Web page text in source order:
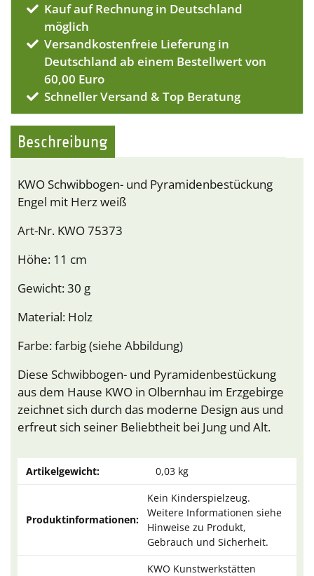
Kauf auf Rechnung in Deutschland
möglich
Versandkostenfreie Lieferung in
Deutschland ab einem Bestellwert von
60,00 Euro
Schneller Versand & Top Beratung
Beschreibung
KWO Schwibbogen- und Pyramidenbestückung
Engel mit Herz weiß
Art-Nr. KWO 75373
Höhe: 11 cm
Gewicht: 30 g
Material: Holz
Farbe: farbig (siehe Abbildung)
Diese Schwibbogen- und Pyramidenbestückung
aus dem Hause KWO in Olbernhau im Erzgebirge
zeichnet sich durch das moderne Design aus und
erfreut sich seiner Beliebtheit bei Jung und Alt.
Artikelgewicht: 0,03 kg
Produktinformationen:
Kein Kinderspielzeug.
Weitere Informationen siehe
Hinweise zu Produkt,
Gebrauch und Sicherheit.
KWO Kunstwerkstätten